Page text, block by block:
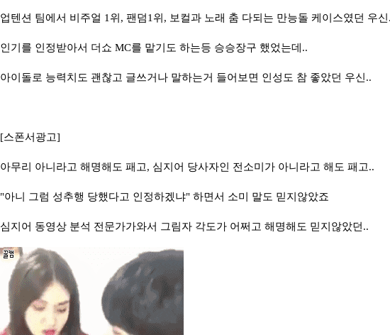
업텐션 팀에서 비주얼 1위, 팬덤1위, 보컬과 노래 춤 다되는 만능돌 케이스였던 우
인기를 인정받아서 더쇼 MC를 맡기도 하는등 승승장구 했었는데..
아이돌로 능력치도 괜찮고 글쓰거나 말하는거 들어보면 인성도 참 좋았던 우신..
[스폰서광고]
아무리 아니라고 해명해도 패고, 심지어 당사자인 전소미가 아니라고 해도 패고..
"아니 그럼 성추행 당했다고 인정하겠냐" 하면서 소미 말도 믿지않았죠
심지어 동영상 분석 전문가가와서 그림자 각도가 어쩌고 해명해도 믿지않았던..